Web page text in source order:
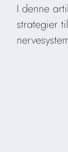
I denne
strategier